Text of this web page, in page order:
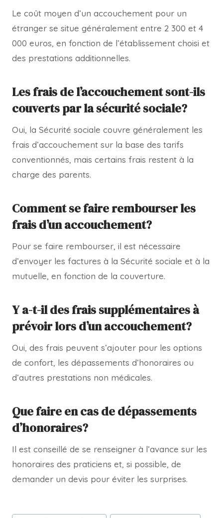
Le coût moyen d’un accouchement pour un
étranger se situe généralement entre 2 300 et 4
000 euros, en fonction de l’établissement choisi et
des prestations additionnelles.
Les frais de l’accouchement sont-ils
couverts par la sécurité sociale?
Oui, la Sécurité sociale couvre généralement les
frais d’accouchement sur la base des tarifs
conventionnés, mais certains frais restent à la
charge des parents.
Comment se faire rembourser les
frais d’un accouchement?
Pour se faire rembourser, il est nécessaire
d’envoyer les factures à la Sécurité sociale et à la
mutuelle, en fonction de la couverture.
Y a-t-il des frais supplémentaires à
prévoir lors d’un accouchement?
Oui, des frais peuvent s’ajouter pour les options
de confort, les dépassements d’honoraires ou
d’autres prestations non médicales.
Que faire en cas de dépassements
d’honoraires?
Il est conseillé de se renseigner à l’avance sur les
honoraires des praticiens et, si possible, de
demander un devis pour éviter les surprises.